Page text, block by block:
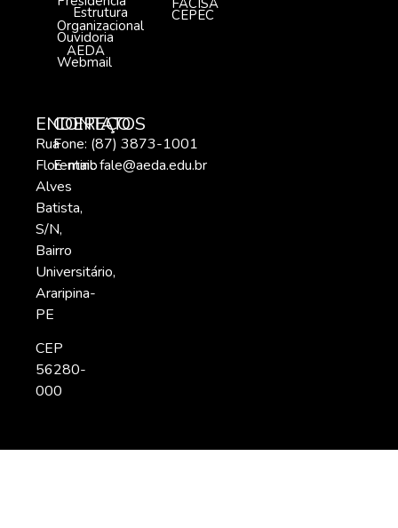
ENDEREÇO
Rua
Florentino
Alves
Batista,
S/N,
Bairro
Universitário,
Araripina-
PE
CEP
56280-
000
CONTATOS
Fone: (87) 3873-1001
E-mail:fale@aeda.edu.br
Estrutura
Organizacional
Ouvidoria
AEDA
Webmail
CEPEC